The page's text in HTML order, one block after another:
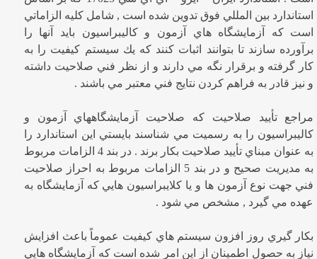
استاندارد بين المللي فوق تدوين شده است , شامل كليه الزاماتي
است كه آزمايشگاه هاي آزمون و كاليبراسيون بايد آنها را
برآورده سازند تا بتوانند اثبات كنند كه يك سيستم كيفيت را به
كار گرفته و برقرار نگه مي دارند و از نظر فني صلاحيت داشته
و نيز قادر به فراهم كردن نتايج فني معتبر مي باشند .
مراجع تأييد صلاحيت كه صلاحيت آزمايشگاههاي آزمون و
كاليبراسيون را به رسميت مي شناسند بايستي اين استاندارد را
به عنوان مبناي تأييد صلاحيت بكار برند . در بند 4 الزامات مربوط
به مديريت صحيح و در بند 5 الزامات مربوط به احراز صلاحيت
فني جهت نوع آزمون ها و يا كلايبراسيون هايي كه آزمايشگاه به
عهده مي گيرد , مشخص مي شود .
بكار گيري روز افزون سيستم هاي كيفيت عموماً باعث افزايش
نياز به حصول اطمينان از اين امر شده است كه آزمايشگاه هايي